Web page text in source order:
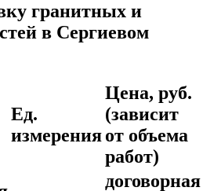
гранитных и
в Сергиевом
Ед.
измерения
Цена, руб.
(зависит
от объема
работ)
договорная